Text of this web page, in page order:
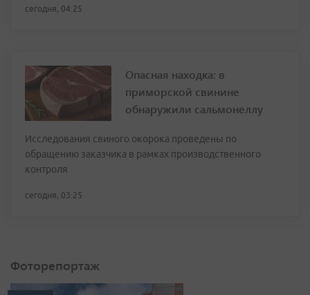
сегодня, 04:25
Опасная находка: в
приморской свинине
обнаружили сальмонеллу
Исследования свиного окорока проведены по
обращению заказчика в рамках производственного
контроля
сегодня, 03:25
Фоторепортаж